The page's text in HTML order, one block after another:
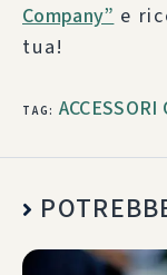
Company” e
tua!
TAG : ACCESSORI